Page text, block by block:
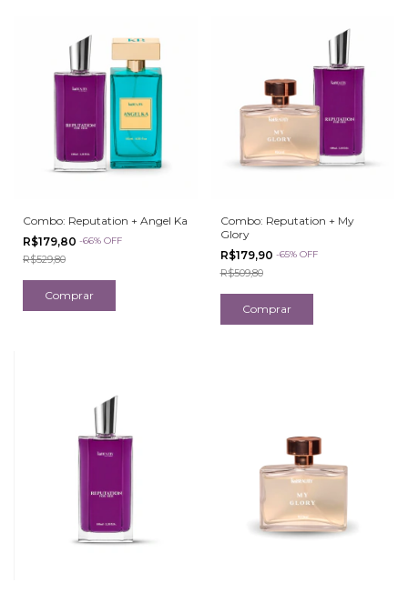
Combo: Reputation + Angel Ka
R$179,80 -66% OFF
R$529,80
Combo: Reputation + My
Glory
R$179,90 -65% OFF
R$509,80